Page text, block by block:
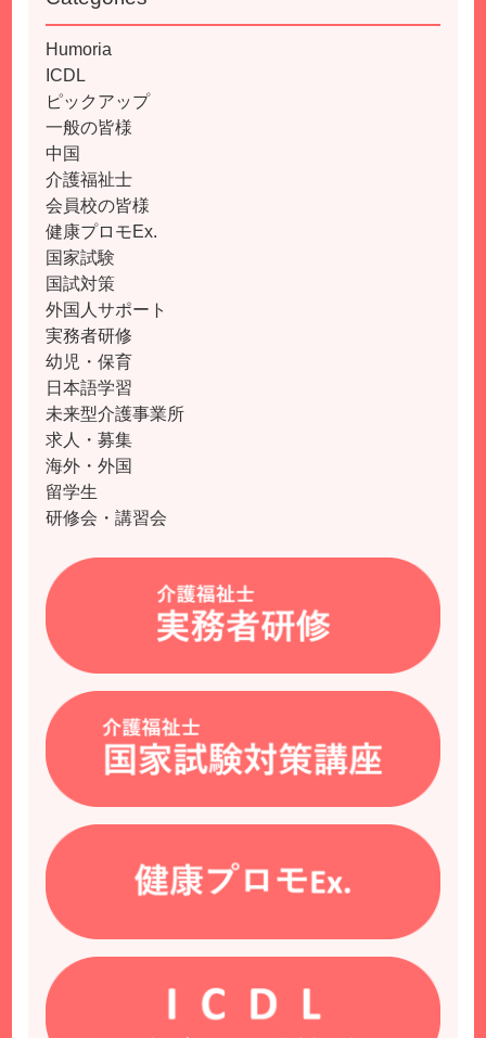
Humoria
ICDL
ピックアップ
一般の皆様
中国
介護福祉士
会員校の皆様
健康プロモEx.
国家試験
国試対策
外国人サポート
実務者研修
幼児・保育
日本語学習
未来型介護事業所
求人・募集
海外・外国
留学生
研修会・講習会